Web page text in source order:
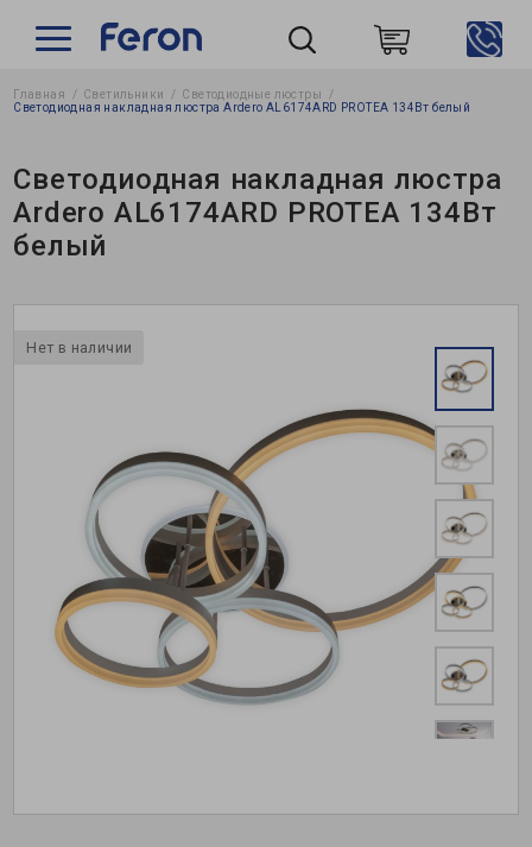
Пошук
Главная Светильники
Светодиодные люстры
Светодиодная накладная люстра Ardero AL6174ARD PROTEA 134Вт белый
Светодиодная накладная люстра
Ardero AL6174ARD PROTEA 134Вт
белый
Нет в наличии